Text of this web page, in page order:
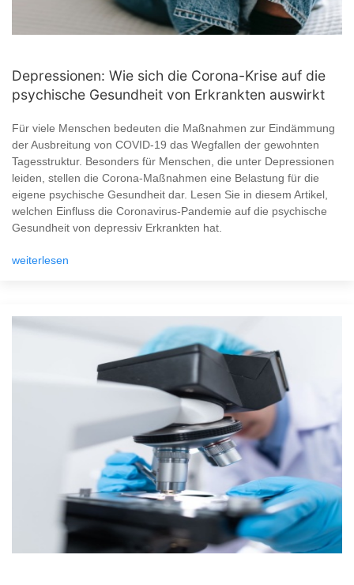
Depressionen: Wie sich die Corona-Krise auf die
psychische Gesundheit von Erkrankten auswirkt
Für viele Menschen bedeuten die Maßnahmen zur Eindämmung
der Ausbreitung von COVID-19 das Wegfallen der gewohnten
Tagesstruktur. Besonders für Menschen, die unter Depressionen
leiden, stellen die Corona-Maßnahmen eine Belastung für die
eigene psychische Gesundheit dar. Lesen Sie in diesem Artikel,
welchen Einfluss die Coronavirus-Pandemie auf die psychische
Gesundheit von depressiv Erkrankten hat.
weiterlesen